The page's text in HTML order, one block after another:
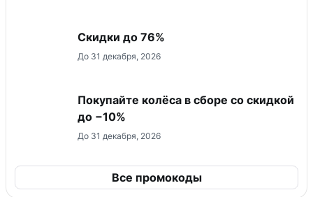
Скидки до 76%
До 31 декабря, 2026
Покупайте колёса в сборе со скидкой
до −10%
До 31 декабря, 2026
Все промокоды